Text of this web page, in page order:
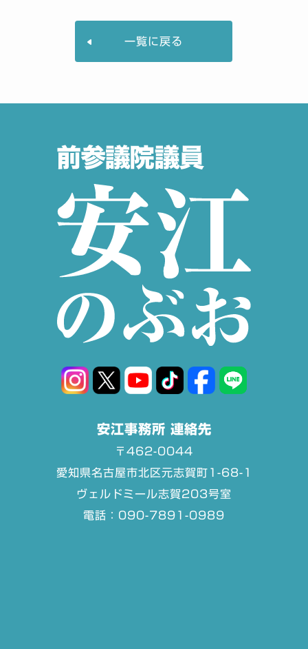
一覧に戻る
安江事務所 連絡先
〒462-0044
愛知県名古屋市北区元志賀町1-68-1
ヴェルドミール志賀203号室
電話：090-7891-0989